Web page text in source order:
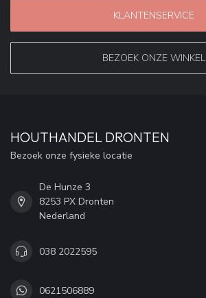
KLANTENSERVICE
BEZOEK ONZE WINKEL
HOUTHANDEL DRONTEN
Bezoek onze fysieke locatie
De Hunze 3
8253 PX Dronten
Nederland
038 2022595
0621506889